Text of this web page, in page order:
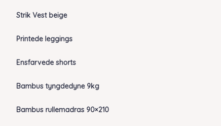
Strik Vest beige
Printede leggings
Ensfarvede shorts
Bambus tyngdedyne 9kg
Bambus rullemadras 90×210